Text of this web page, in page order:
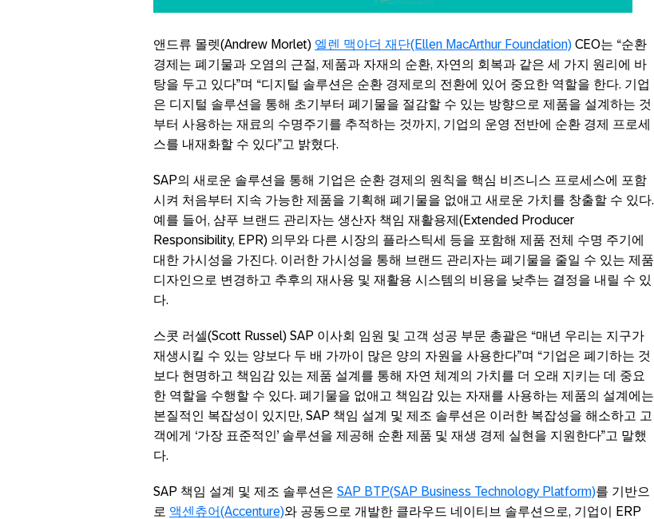
앤드류 몰렛(Andrew Morlet) 엘렌 맥아더 재단(Ellen MacArthur Foundation) CEO는 “순환
경제는 폐기물과 오염의 근절, 제품과 자재의 순환, 자연의 회복과 같은 세 가지 원리에 바
탕을 두고 있다”며 “디지털 솔루션은 순환 경제로의 전환에 있어 중요한 역할을 한다. 기업
은 디지털 솔루션을 통해 초기부터 폐기물을 절감할 수 있는 방향으로 제품을 설계하는 것
부터 사용하는 재료의 수명주기를 추적하는 것까지, 기업의 운영 전반에 순환 경제 프로세
스를 내재화할 수 있다”고 밝혔다.
SAP의 새로운 솔루션을 통해 기업은 순환 경제의 원칙을 핵심 비즈니스 프로세스에 포함
시켜 처음부터 지속 가능한 제품을 기획해 폐기물을 없애고 새로운 가치를 창출할 수 있다.
예를 들어, 샴푸 브랜드 관리자는 생산자 책임 재활용제(Extended Producer
Responsibility, EPR) 의무와 다른 시장의 플라스틱세 등을 포함해 제품 전체 수명 주기에
대한 가시성을 가진다. 이러한 가시성을 통해 브랜드 관리자는 폐기물을 줄일 수 있는 제품
디자인으로 변경하고 추후의 재사용 및 재활용 시스템의 비용을 낮추는 결정을 내릴 수 있
다.
스콧 러셀(Scott Russel) SAP 이사회 임원 및 고객 성공 부문 총괄은 “매년 우리는 지구가
재생시킬 수 있는 양보다 두 배 가까이 많은 양의 자원을 사용한다”며 “기업은 폐기하는 것
보다 현명하고 책임감 있는 제품 설계를 통해 자연 체계의 가치를 더 오래 지키는 데 중요
한 역할을 수행할 수 있다. 폐기물을 없애고 책임감 있는 자재를 사용하는 제품의 설계에는
본질적인 복잡성이 있지만, SAP 책임 설계 및 제조 솔루션은 이러한 복잡성을 해소하고 고
객에게 ‘가장 표준적인’ 솔루션을 제공해 순환 제품 및 재생 경제 실현을 지원한다”고 말했
다.
SAP 책임 설계 및 제조 솔루션은 SAP BTP(SAP Business Technology Platform)를 기반으
로 액센츄어(Accenture)와 공동으로 개발한 클라우드 네이티브 솔루션으로, 기업이 ERP